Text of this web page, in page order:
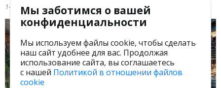
1400 ₽американская, смешанная
Мы заботимся о вашей
конфиденциальности
Мы используем файлы cookie, чтобы сделать
наш сайт удобнее для вас. Продолжая
использование сайта, вы соглашаетесь
с нашей Политикой в отношении файлов
cookie